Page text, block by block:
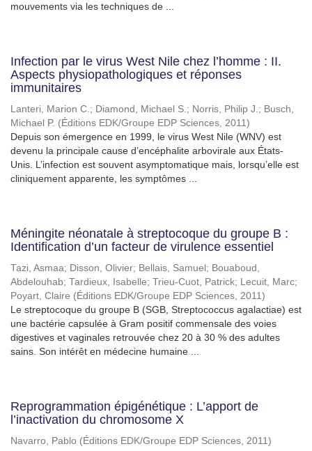
mouvements via les techniques de ...
Infection par le virus West Nile chez l’homme : II.
Aspects physiopathologiques et réponses
immunitaires
Lanteri, Marion C.; Diamond, Michael S.; Norris, Philip J.; Busch,
Michael P. (Éditions EDK/Groupe EDP Sciences, 2011)
Depuis son émergence en 1999, le virus West Nile (WNV) est
devenu la principale cause d’encéphalite arbovirale aux États-
Unis. L’infection est souvent asymptomatique mais, lorsqu’elle est
cliniquement apparente, les symptômes ...
Méningite néonatale à streptocoque du groupe B :
Identification d’un facteur de virulence essentiel
Tazi, Asmaa; Disson, Olivier; Bellais, Samuel ; Bouaboud,
Abdelouhab; Tardieux, Isabelle; Trieu-Cuot, Patrick; Lecuit, Marc;
Poyart, Claire (Éditions EDK/Groupe EDP Sciences, 2011)
Le streptocoque du groupe B (SGB, Streptococcus agalactiae) est
une bactérie capsulée à Gram positif commensale des voies
digestives et vaginales retrouvée chez 20 à 30 % des adultes
sains. Son intérêt en médecine humaine ...
Reprogrammation épigénétique : L’apport de
l’inactivation du chromosome X
Navarro, Pablo (Éditions EDK/Groupe EDP Sciences, 2011)